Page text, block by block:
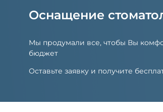
Оснащение
Мы продумали все, чтобы Вы
бюджет
Оставьте заявку и получите